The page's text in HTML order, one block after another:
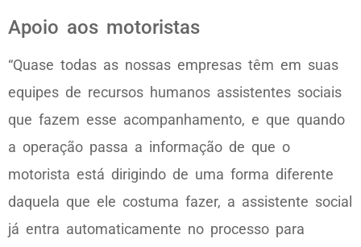
Apoio aos motoristas
“Quase todas as nossas empresas têm em suas
equipes de recursos humanos assistentes sociais
que fazem esse acompanhamento, e que quando
a operação passa a informação de que o
motorista está dirigindo de uma forma diferente
daquela que ele costuma fazer, a assistente social
já entra automaticamente no processo para